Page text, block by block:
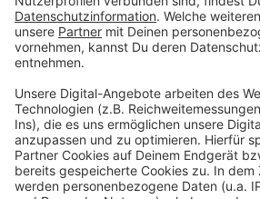
Wie lange werden die Daten
gespeichert?
Anzeige
"Das ist letztlich ein Lösch-
unter bestimmten